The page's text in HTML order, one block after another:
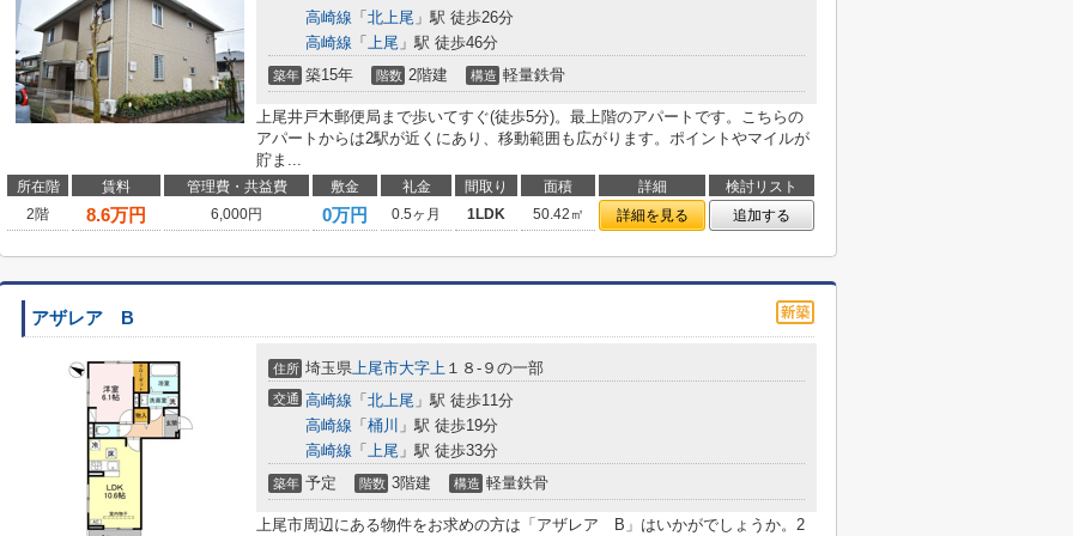
高崎線 「 北上尾 」駅 徒歩26分
高崎線 「 上尾 」駅 徒歩46分
築年 築15年 階数 2階建 構造 軽量鉄骨
上尾井戸木郵便局まで歩いてすぐ(徒歩5分)。最上階のアパートです。こちらの
アパートからは2駅が近くにあり、移動範囲も広がります。ポイントやマイルが
貯ま...
所在階 賃料 管理費・共益費 敷金 礼金 間取り 面積 詳細
検討リスト
2階
8.6万円 6,000円 0万円 0.5ヶ月 1LDK 50.42㎡ 詳細を見る 追加する
アザレア B
住所 埼玉県上尾市大字上 １８-９の一部
交通 高崎線 「 北上尾 」駅 徒歩11分
高崎線 「 桶川 」駅 徒歩19分
高崎線 「 上尾 」駅 徒歩33分
築年 予定 階数 3階建 構造 軽量鉄骨
上尾市周辺にある物件をお求めの方は「アザレア B」はいかがでしょうか。2